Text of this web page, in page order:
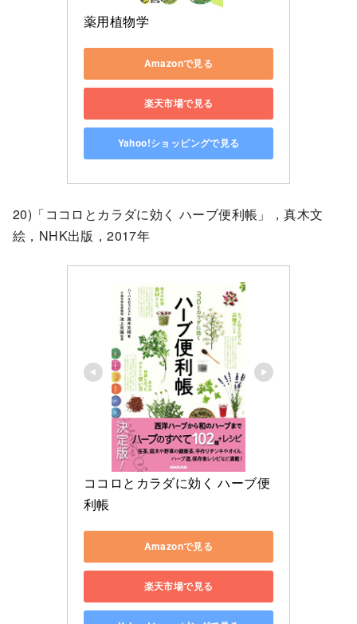
薬用植物学
Amazonで見る
楽天市場で見る
Yahoo!ショッピングで見る
20)「ココロとカラダに効く ハーブ便利帳」，真木文
絵，NHK出版，2017年
ココロとカラダに効く ハーブ便
利帳
Amazonで見る
楽天市場で見る